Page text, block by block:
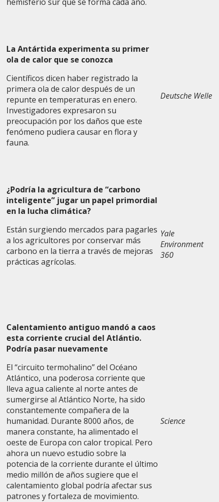
La Antártida experimenta su primer
ola de calor que se conozca
Científicos dicen haber registrado la
primera ola de calor después de un
repunte en temperaturas en enero.
Investigadores expresaron su
preocupación por los daños que este
fenómeno pudiera causar en flora y
fauna.
Deutsche Welle
¿Podría la agricultura de “carbono
inteligente” jugar un papel primordial
en la lucha climática?
Están surgiendo mercados para pagarles
a los agricultores por conservar más
carbono en la tierra a través de mejoras
prácticas agrícolas.
Yale
Environment
360
Calentamiento antiguo mandó a caos
esta corriente crucial del Atlántio.
Podría pasar nuevamente
El “circuito termohalino” del Océano
Atlántico, una poderosa corriente que
lleva agua caliente al norte antes de
sumergirse al Atlántico Norte, ha sido
constantemente compañera de la
humanidad. Durante 8000 años, de
manera constante, ha alimentado el
oeste de Europa con calor tropical. Pero
ahora un nuevo estudio sobre la
potencia de la corriente durante el último
medio millón de años sugiere que el
calentamiento global podría afectar sus
patrones y fortaleza de movimiento.
Science